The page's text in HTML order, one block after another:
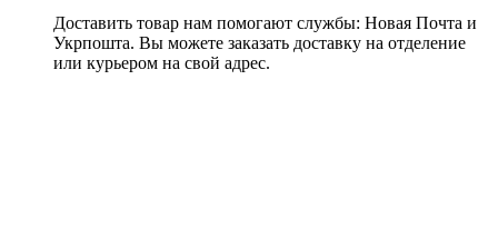
Доставить товар нам помогают службы: Новая Почта и
Укрпошта. Вы можете заказать доставку на отделение
или курьером на свой адрес.